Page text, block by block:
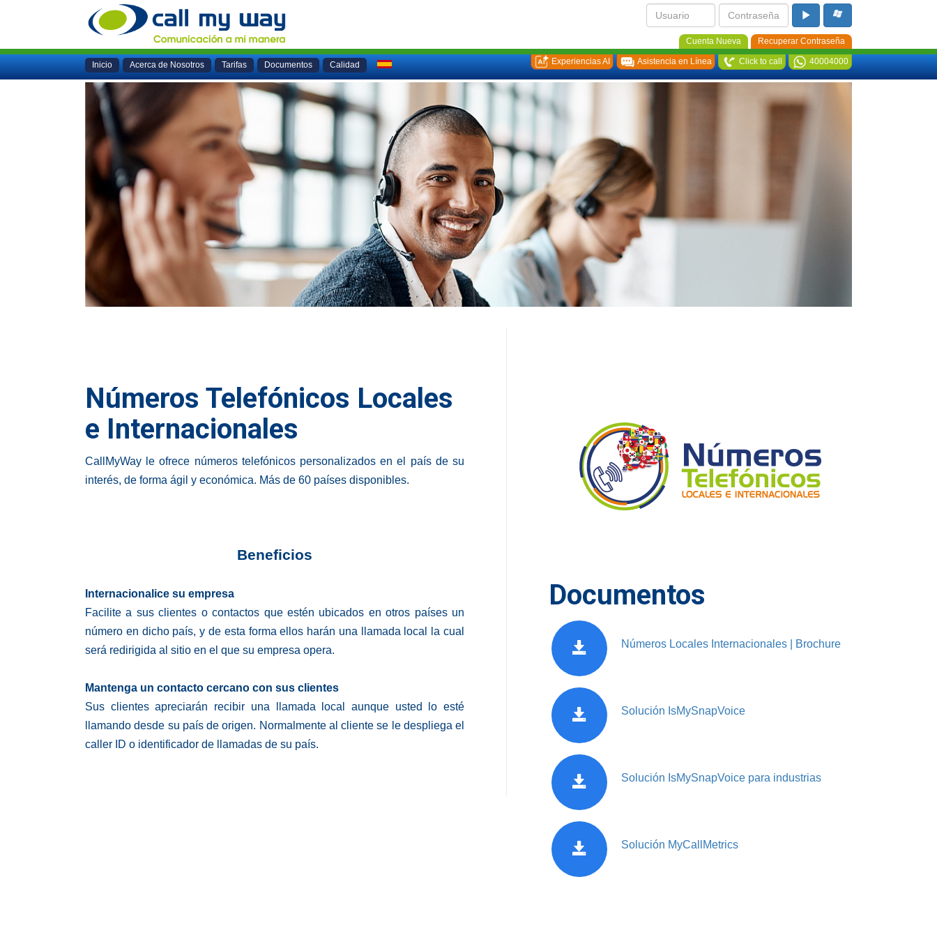
Cuenta Nueva Recuperar Contraseña
Inicio Acerca de Nosotros Tarifas Documentos Calidad Experiencias AI Asistencia en Línea Click to call 40004000
Números Telefónicos Locales
e Internacionales
CallMyWay le ofrece números telefónicos personalizados en el país de su
interés, de forma ágil y económica. Más de 60 países disponibles.
Beneficios
Internacionalice su empresa
Facilite a sus clientes o contactos que estén ubicados en otros países un
número en dicho país, y de esta forma ellos harán una llamada local la cual
será redirigida al sitio en el que su empresa opera.
Mantenga un contacto cercano con sus clientes
Sus clientes apreciarán recibir una llamada local aunque usted lo esté
llamando desde su país de origen. Normalmente al cliente se le despliega el
caller ID o identificador de llamadas de su país.
Documentos
Números Locales Internacionales | Brochure
Solución IsMySnapVoice
Solución IsMySnapVoice para industrias
Solución MyCallMetrics